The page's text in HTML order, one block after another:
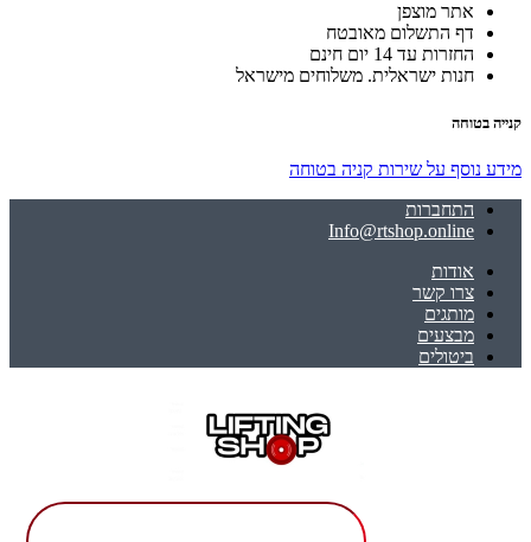
אתר מוצפן
דף התשלום מאובטח
החזרות עד 14 יום חינם
חנות ישראלית. משלוחים מישראל
קנייה בטוחה
מידע נוסף על שירות קניה בטוחה
התחברות
Info@rtshop.online
אודות
צרו קשר
מותגים
מבצעים
ביטולים